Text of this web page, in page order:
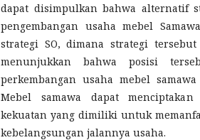
dapat disimpulkan bahwa alternatif
pengembangan usaha mebel
strategi SO, dimana strategi
menunjukkan bahwa posisi
perkembangan usaha mebel
Mebel samawa dapat
kekuatan yang dimiliki untuk
kebelangsungan jalannya usaha.